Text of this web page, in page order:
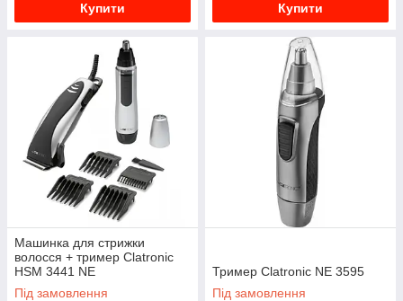
Купити Купити
Машинка для стрижки
волосся + тример Clatronic
HSM 3441 NE
Під замовлення
Тример Clatronic NE 3595
Під замовлення